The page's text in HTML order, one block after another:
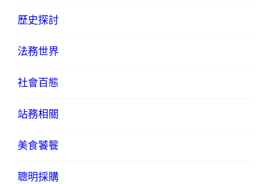
歷史探討
法務世界
社會百態
站務相關
美食饕餮
聰明採購